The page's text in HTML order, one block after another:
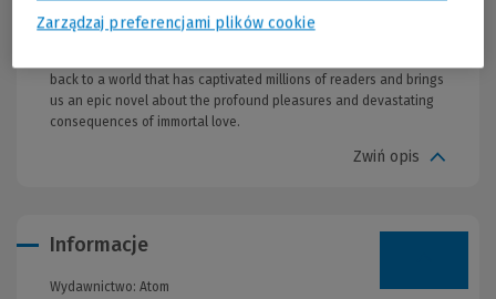
inner thoughts, we understand why this is the defining struggle of
his life. How can he justify following his heart if it means leading
back to a world that has captivated millions of readers and brings
us an epic novel about the profound pleasures and devastating
consequences of immortal love.
Zwiń opis
Informacje
Wydawnictwo: Atom
Zarządzaj preferencjami plików cookie